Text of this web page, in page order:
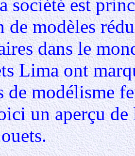
société est
de modèles
dans le
Lima ont
de modélisme
un aperçu